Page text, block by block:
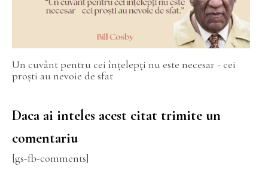
Un cuvânt pentru cei înțelepți nu este necesar - cei
proști au nevoie de sfat
Daca ai inteles acest citat trimite un
comentariu
[gs-fb-comments]